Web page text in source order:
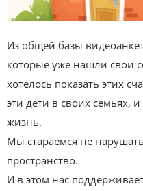
Из общей базы
которые уже нашли свои
хотелось показать этих
эти дети в своих семьях,
жизнь.
Мы стараемся не
пространство.
И в этом нас